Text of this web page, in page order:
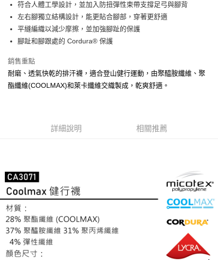
全盈+PAY
大哥付你分期
相關說明
1.本服務由台灣大哥大提供，台灣大哥大用戶可立即使用無須另外申請。
流程，驗證手機門號後，選擇欲分期的期數、繳款截止日，確認付款後即完
成交易。
【繳款方式說明】
【注意事項】
1.本服務係由「台灣大哥大股份有限公司」（以下簡稱本公司）所提供，讓
用戶於交易時，得透過本服務購買商品或服務，並由商店將買賣／分期付款
買賣價金債權讓與本公司後，依約使用本公司帳單繳交帳款。
2.基於同意付款使用「大哥付你分期」之契約關係目的，商店將以您的個人
資料（包含姓名、電話或地址）提供予台灣大哥大進項蒐集、處理及利用，
由本公司與您本人進行分期帳單所需資料之確認、核對及更正。
3.完整用戶服務條款，請詳閱以下連結：
https://oppay.tw/userRule
AFTEE先享後付
相關說明
AFTEE先享後付是「在收到商品之後才付款」的支付方式。 讓您購物簡單
３．安心：先確認商品／服務後，再付款。
３．收到繳費通知簡訊後14天內，點擊此簡訊中的連結，可透過四大超商／
ATM／網路銀行／等多元方式進行付款，方視為交易完成。
※ 請注意：結帳手續完成當下不需立刻繳費，但若您需要取消訂單，請聯絡
購買商品的店家。未經商家同意取消之訂單仍視為有效，需透過AFTEE先享
後付繳納相關費用。
※ 交易是否成功請以「AFTEE先享後付 」之結帳頁面顯示為準，若有關於
是否繳費成功／繳費後需取消欲退款等相關疑問，請聯繫「AFTEE先享後付
客戶支援中心」
https://netprotections.freshdesk.com/support/home
【注意事項】
ATM付款
7-11取貨付款
每筆NT$60，滿NT$799(含以上)免運費
宅配
每筆NT$100，滿NT$799(含以上)免運費
付款後門市自取
免運費
符合人體工學設計，並加入防扭彈性束帶支撐足弓與腳背
左右腳獨立結構設計，能更貼合腳部，穿著更舒適
平縫編織以減少摩擦，並加強腳趾的保護
腳趾和腳跟處的 Cordura® 保護
銷售重點
耐磨、透氣快乾的排汗襪，適合登山健行運動，由聚醯胺纖維、聚
酯纖維(COOLMAX)和萊卡纖維交織製成，乾爽舒適。
詳細說明 相關推薦